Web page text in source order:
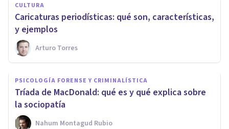
CULTURA
Caricaturas periodísticas: qué son, características,
y ejemplos
Arturo Torres
PSICOLOGÍA FORENSE Y CRIMINALÍSTICA
Tríada de MacDonald: qué es y qué explica sobre
la sociopatía
Nahum Montagud Rubio